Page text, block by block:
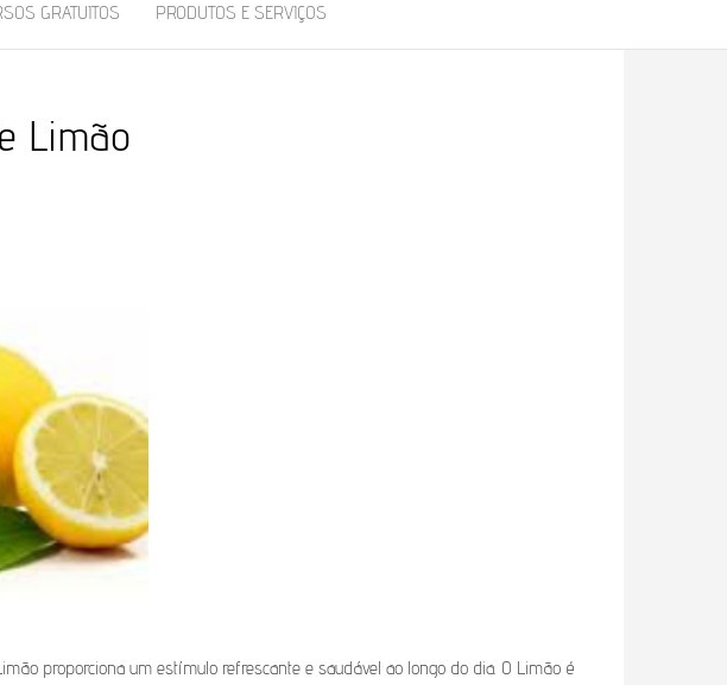
GRATUITOS PRODUTOS E SERVIÇOS
Limão
proporciona um estímulo refrescante e saudável ao longo do dia. O Limão é